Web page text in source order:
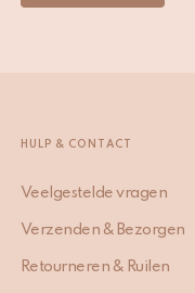
HULP & CONTACT
Veelgestelde vragen
Verzenden & Bezorgen
Retourneren & Ruilen